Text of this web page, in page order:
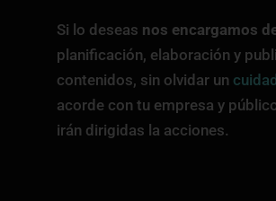
Si lo deseas nos encargamos
planificación, elaboración y
contenidos, sin olvidar un
acorde con tu empresa y
irán dirigidas la acciones.